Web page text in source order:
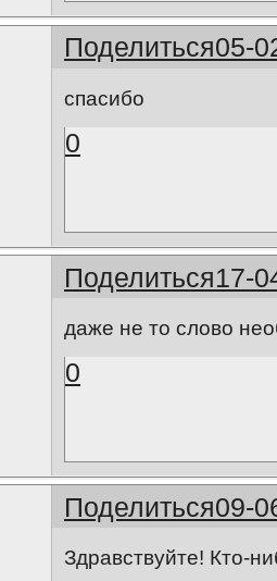
Поделиться05-
спасибо
0
Поделиться17-
даже не то слово
0
Поделиться09-
Здравствуйте! Кто-